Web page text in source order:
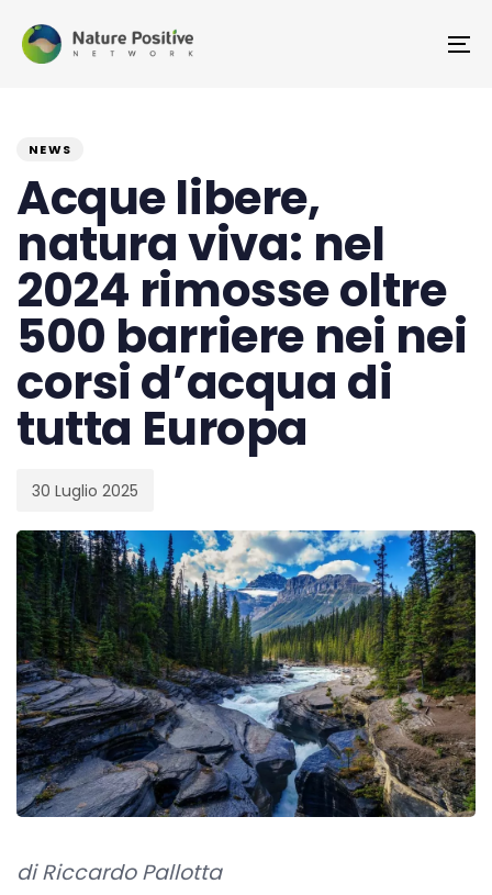
links
content
NEWS
Acque libere,
natura viva: nel
2024 rimosse oltre
500 barriere nei nei
corsi d’acqua di
tutta Europa
on:
30 Luglio 2025
di Riccardo Pallotta